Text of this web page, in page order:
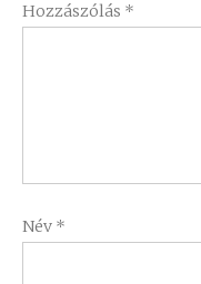
Hozzászólás *
Név *